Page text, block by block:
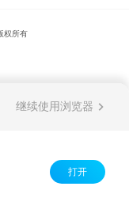
宙杯冠军，而猪猪侠也
的太阳之子。
权所有
继续使用浏览器
打开